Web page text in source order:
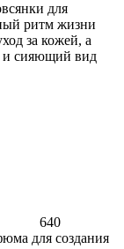
для
ритм жизни
за кожей, а
и сияющий вид
640
для создания